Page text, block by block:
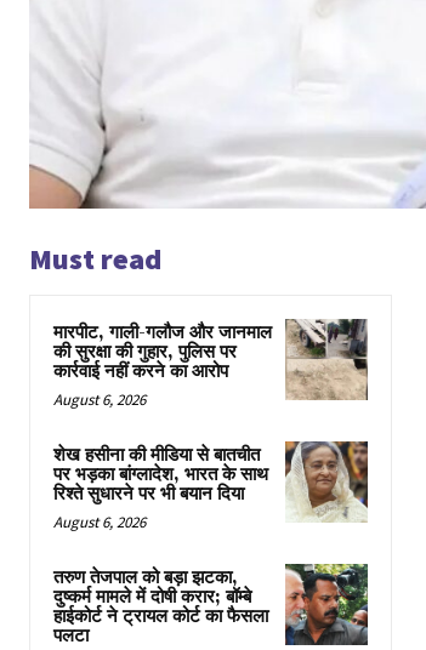
Must read
मारपीट, गाली-गलौज और जानमाल
की सुरक्षा की गुहार, पुलिस पर
कार्रवाई नहीं करने का आरोप
August 6, 2026
शेख हसीना की मीडिया से बातचीत
पर भड़का बांग्लादेश, भारत के साथ
रिश्ते सुधारने पर भी बयान दिया
August 6, 2026
तरुण तेजपाल को बड़ा झटका,
दुष्कर्म मामले में दोषी करार; बॉम्बे
हाईकोर्ट ने ट्रायल कोर्ट का फैसला
पलटा